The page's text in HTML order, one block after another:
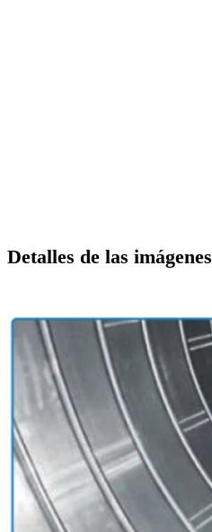
Detalles de las imágenes